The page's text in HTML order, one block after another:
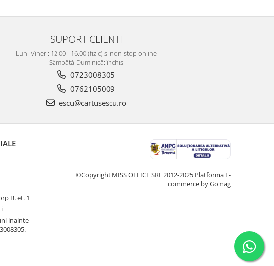
SUPORT CLIENTI
Luni-Vineri: 12.00 - 16.00 (fizic) si non-stop online
Sâmbătă-Duminică: închis
0723008305
0762105009
escu@cartusescu.ro
B, et. 1
inainte
©Copyright MISS OFFICE SRL 2012-2025 Platforma E-
commerce by Gomag